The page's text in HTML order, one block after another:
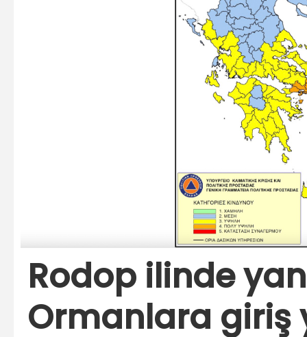
Rodop ilinde
Ormanlara giriş